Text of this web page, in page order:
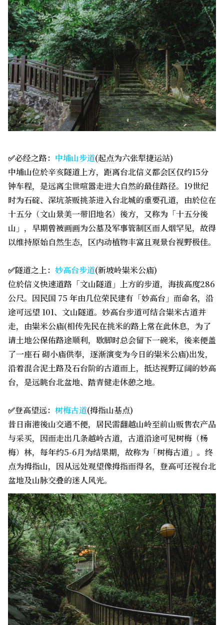
✅必经之路： 中埔山步道(起点为六张犁捷运站)
中埔山位於辛亥隧道上方，距离台北信义都会区仅约15分
钟车程，是远离尘世喧嚣走进大自然的最佳路径。19世纪
时为石碇、深坑茶贩挑茶进入台北城的重要孔道，由於位在
十五分（文山景美一带旧地名）後方，又称为「十五分後
山」，早期曾被画画为公墓及军事管制区而人烟罕见，故得
以维持原始自然生态，区内动植物丰富且观景台视野极佳。
✅隧道之上： 妙高台步道(新坡岭粜米公庙)
位於信义快速道路「文山隧道」上方的步道，海拔高度286
公尺。因民国 75 年由几位荣民建有「妙高台」而命名，沿
途可远望 101、文山隧道。妙高台步道可结合粜米古道并
走，由粜米公庙(相传先民在挑米的路上常在此休息，为了
请土地公保佑路途顺利，歇脚时总会留下一碗米，後来便盖
了一座石 砌小庙供奉，逐渐演变为今日的粜米公庙)出发，
沿着混合泥土路及石台阶的古道而上，抵达视野辽阔的妙高
台，是远眺台北盆地、踏青健走休憩之地。
✅登高望远： 树梅古道(拇指山基点)
昔日南港後山交通不便，居民需翻越山岭至前山贩售农产品
与采买，因而走出几条越岭古道，古道沿途可见树梅（杨
梅）林，每年约5-6月为结果期，故称为「树梅古道」。终
点为拇指山，因从远处观望像拇指而得名，登高可还视台北
盆地及山脉交叠的迷人风光。